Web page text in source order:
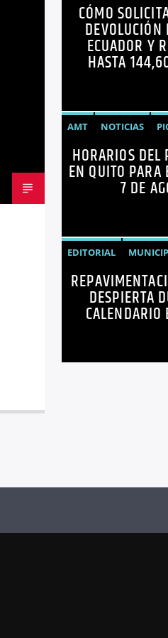
ECUADOR
PERSONAS CON
CÓMO
ECUADOR Y
HASTA
AMT NOTICIAS
QUITO
SANCIONES
HORARIOS DEL
EN QUITO PARA
7 DE
EDITORIAL
NOTICIAS
OPINIÓN
REPAVIMENTACIÓN
DESPIERTA
CALENDARIO